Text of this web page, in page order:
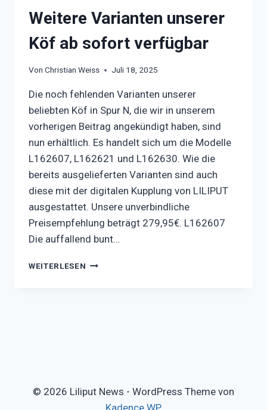
Weitere Varianten unserer
Köf ab sofort verfügbar
Von Christian Weiss Juli 18, 2025
Die noch fehlenden Varianten unserer
beliebten Köf in Spur N, die wir in unserem
vorherigen Beitrag angekündigt haben, sind
nun erhältlich. Es handelt sich um die Modelle
L162607, L162621 und L162630. Wie die
bereits ausgelieferten Varianten sind auch
diese mit der digitalen Kupplung von LILIPUT
ausgestattet. Unsere unverbindliche
Preisempfehlung beträgt 279,95€. L162607
Die auffallend bunt…
WEITERLESEN WEITERE
© 2026 Liliput News - WordPress Theme von
Kadence WP